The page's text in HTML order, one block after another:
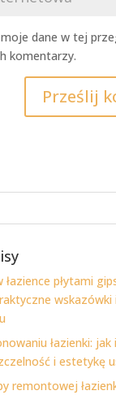
dane w tej
komentarzy.
łazience płytami
wskazówki
łazienki: jak
i estetykę
remontowej